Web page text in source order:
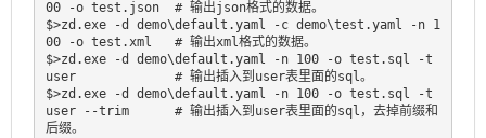
00 -o test.json  # 输出json格式的数据。
$>zd.exe -d demo\default.yaml -c demo\test.yaml -n 1
00 -o test.xml   # 输出xml格式的数据。
$>zd.exe -d demo\default.yaml -n 100 -o test.sql -t
user             # 输出插入到user表里面的sql。
$>zd.exe -d demo\default.yaml -n 100 -o test.sql -t
user --trim      # 输出插入到user表里面的sql，去掉前缀和
后缀。